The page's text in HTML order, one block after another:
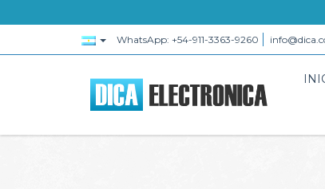
WhatsApp: +54-911-3363-9260